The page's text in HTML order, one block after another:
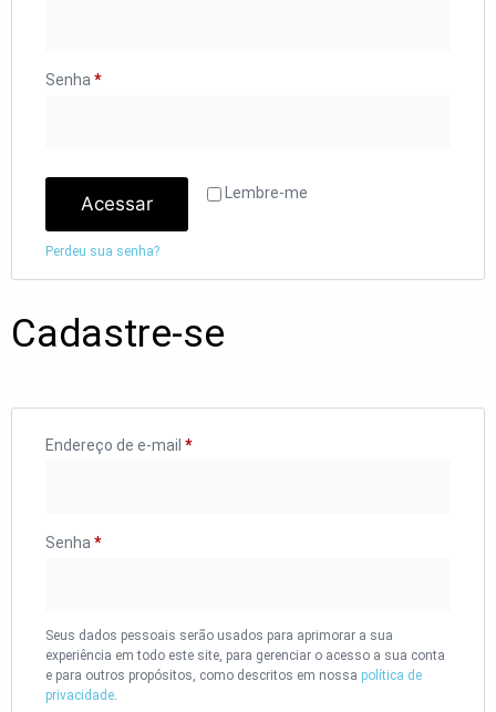
Senha *
Lembre-me
Acessar
Perdeu sua senha?
Cadastre-se
Endereço de e-mail *
Senha *
Seus dados pessoais serão usados para aprimorar a sua
experiência em todo este site, para gerenciar o acesso a sua conta
e para outros propósitos, como descritos em nossa política de
privacidade.